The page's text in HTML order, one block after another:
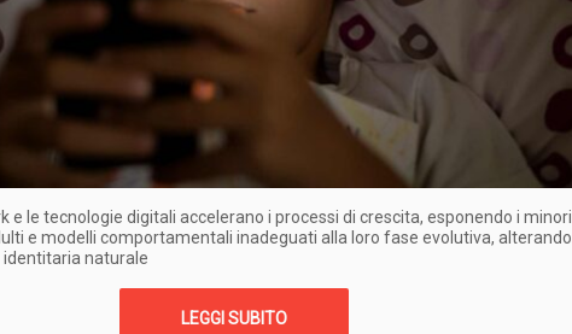
e le tecnologie digitali accelerano i processi di crescita, esponendo i minori
e modelli comportamentali inadeguati alla loro fase evolutiva, alterando
identitaria naturale
LEGGI SUBITO